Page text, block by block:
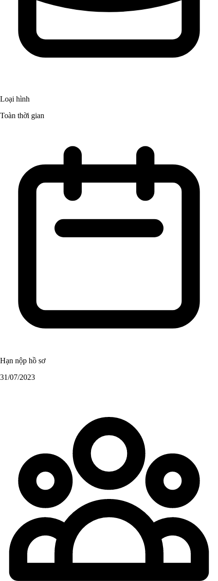
Loại hình
Toàn thời gian
Hạn nộp hồ sơ
31/07/2023